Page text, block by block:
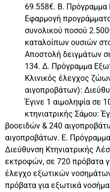
69.558€. Β. Πρόγραμμα
Εφαρμογή
συνολικού ποσού
καταλοίπων ουσιών
Αποστολή δειγμάτων
134. Δ. Πρόγραμμα
Κλινικός έλεγχος
αιγοπροβάτων):
Έγινε 1 αιμοληψία σε
κτηνιατρικής Σάμου:
βοοειδών & 240
αιγοπροβάτων. Ε.
Διεύθυνση Κτηνιατρικής
εκτροφών, σε 720 πρόβατα
έλεγχο εξωτικών
πρόβατα για εξωτικά